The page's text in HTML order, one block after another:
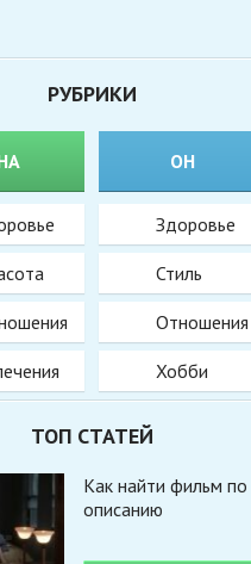
РУБРИКИ
ОН
Здоровье
Стиль
Отношения
Хобби
ТОП СТАТЕЙ
Как найти фильм по
описанию